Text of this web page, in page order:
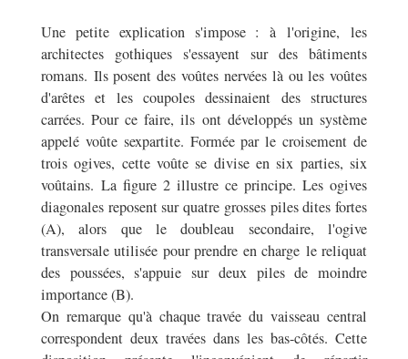
Une petite explication s'impose : à l'origine, les
architectes gothiques s'essayent sur des bâtiments
romans. Ils posent des voûtes nervées là ou les voûtes
d'arêtes et les coupoles dessinaient des structures
carrées. Pour ce faire, ils ont développés un système
appelé voûte sexpartite. Formée par le croisement de
trois ogives, cette voûte se divise en six parties, six
voûtains. La figure 2 illustre ce principe. Les ogives
diagonales reposent sur quatre grosses piles dites fortes
(A), alors que le doubleau secondaire, l'ogive
transversale utilisée pour prendre en charge le reliquat
des poussées, s'appuie sur deux piles de moindre
importance (B).
On remarque qu'à chaque travée du vaisseau central
correspondent deux travées dans les bas-côtés. Cette